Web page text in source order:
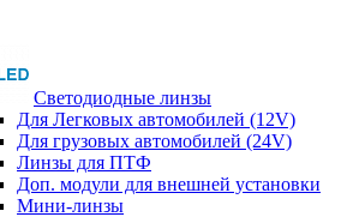
Светодиодные линзы
Для Легковых автомобилей (12V)
Для грузовых автомобилей (24V)
Линзы для ПТФ
Доп. модули для внешней установки
Мини-линзы